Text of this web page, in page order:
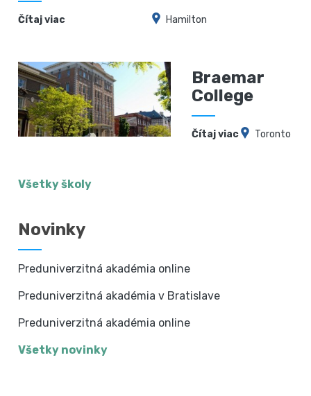
Čítaj viac Hamilton
Braemar
College
Čítaj viac Toronto
Všetky školy
Novinky
Preduniverzitná akadémia online
Preduniverzitná akadémia v Bratislave
Preduniverzitná akadémia online
Všetky novinky